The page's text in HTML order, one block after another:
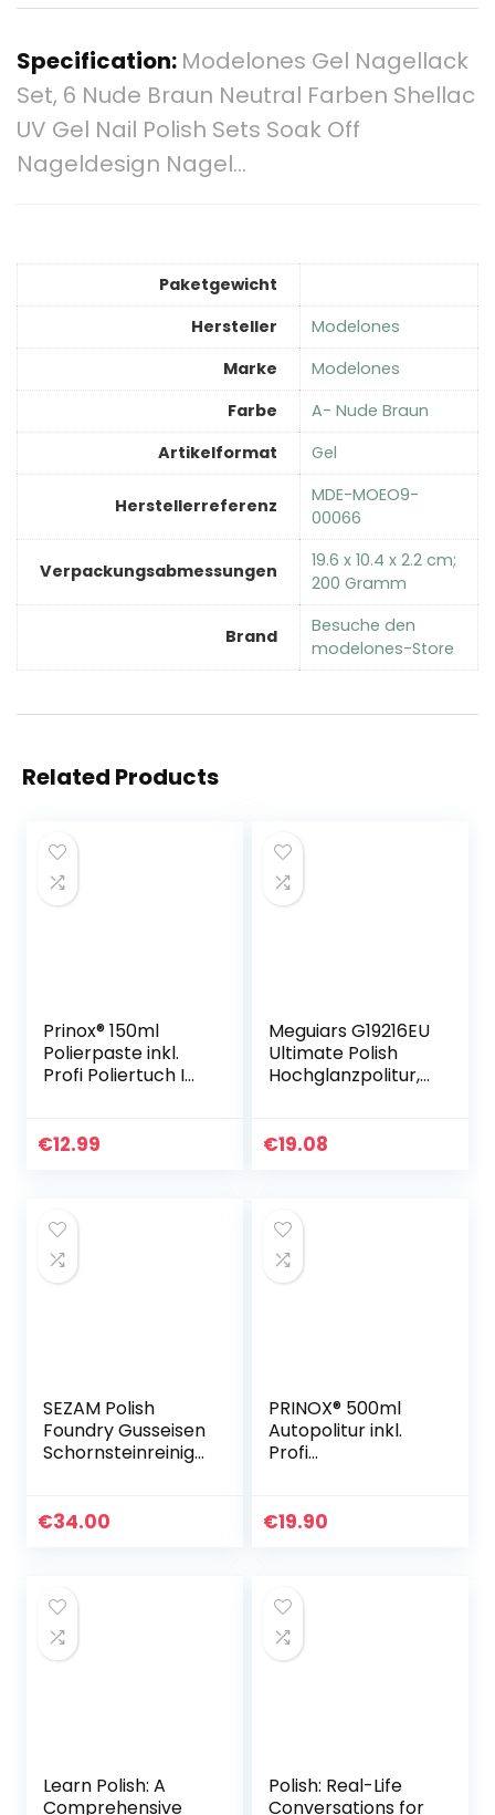
Specification: Modelones Gel Nagellack
Set, 6 Nude Braun Neutral Farben Shellac
UV Gel Nail Polish Sets Soak Off
Nageldesign Nagel…
Paketgewicht
Hersteller
‎Modelones
Marke
‎Modelones
Farbe
‎A- Nude Braun
Artikelformat
‎Gel
Herstellerreferenz
‎MDE-MOEO9-
00066
Verpackungsabmessungen
‎19.6 x 10.4 x 2.2 cm;
200 Gramm
Brand
Besuche den
modelones-Store
Related Products
Prinox® 150ml
Polierpaste inkl.
Profi Poliertuch I
Epoxidharz, Lacke,
€12.99
Meguiars G19216EU
Ultimate Polish
Hochglanzpolitur,
€19.08
SEZAM Polish
Foundry Gusseisen
Schornsteinreinigu
17×3.50×10.50cm
€34.00
PRINOX® 500ml
Autopolitur inkl.
Profi
Schwarz, Weiß,
€19.90
Learn Polish: A
Comprehensive
Polish: Real-Life
Conversations for